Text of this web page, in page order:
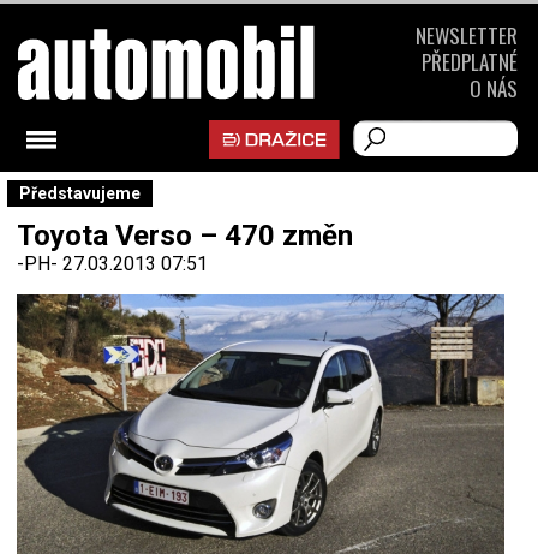
Představujeme
Toyota Verso – 470 změn
-PH- 27.03.2013 07:51
NEWSLETTER
PŘEDPLATNÉ
O NÁS